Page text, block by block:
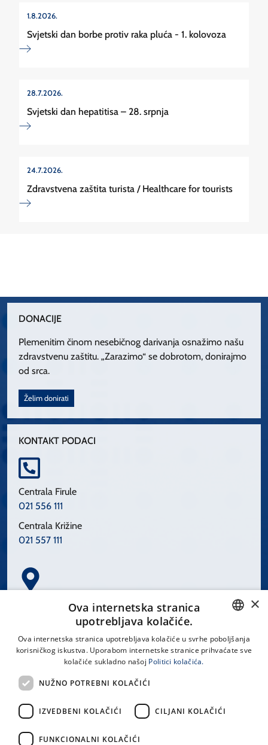
1.8.2026.
Svjetski dan borbe protiv raka pluća - 1. kolovoza
28.7.2026.
Svjetski dan hepatitisa – 28. srpnja
24.7.2026.
Zdravstvena zaštita turista / Healthcare for tourists
DONACIJE
Plemenitim činom nesebičnog darivanja osnažimo našu
zdravstvenu zaštitu. „Zarazimo“ se dobrotom, donirajmo
od srca.
Želim donirati
KONTAKT PODACI
Centrala Firule
021 556 111
Centrala Križine
021 557 111
Spinčićeva 1, 21000 Split
LINKOVI
Uvjeti korištenja
CROATIAN
×
Ova internetska stranica
upotrebljava kolačiće.
Ova internetska stranica upotrebljava kolačiće u svrhe poboljšanja
korisničkog iskustva. Uporabom internetske stranice prihvaćate sve
kolačiće sukladno našoj Politici kolačića.
NUŽNO POTREBNI KOLAČIĆI
IZVEDBENI KOLAČIĆI CILJANI KOLAČIĆI
FUNKCIONALNI KOLAČIĆI